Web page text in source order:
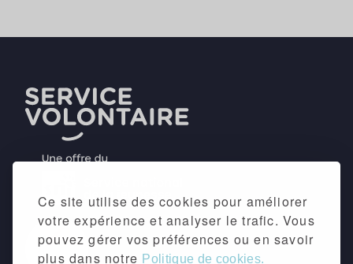
Ce site utilise des cookies pour améliorer
votre expérience et analyser le trafic. Vous
pouvez gérer vos préférences ou en savoir
plus dans notre Politique de cookies.